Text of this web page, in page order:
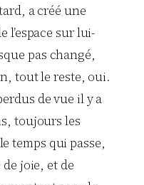
a créé une
l’espace sur lui-
pas changé,
tout le reste, oui.
de vue il y a
toujours les
temps qui passe,
joie, et de